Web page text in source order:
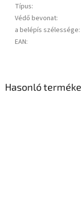
Típus:
Védő bevonat:
a belépís szélessége:
EAN:
Hasonló